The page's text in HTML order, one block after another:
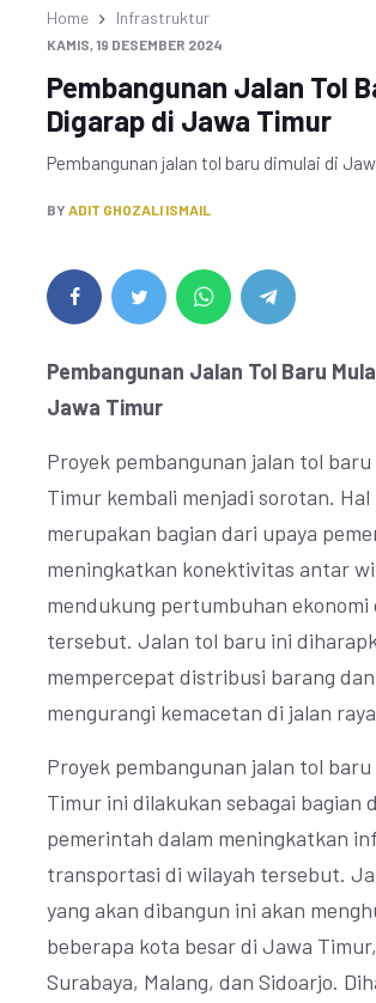
Home Infrastruktur
KAMIS, 19 DESEMBER 2024
Pembangunan Jalan Tol
Digarap di Jawa Timur
Pembangunan jalan tol baru dimulai di
BY ADIT GHOZALI ISMAIL
Pembangunan Jalan Tol Baru
Jawa Timur
Proyek pembangunan jalan tol
Timur kembali menjadi sorotan. Hal
merupakan bagian dari upaya
meningkatkan konektivitas antar
mendukung pertumbuhan ekonomi
tersebut. Jalan tol baru ini
mempercepat distribusi barang
mengurangi kemacetan di jalan
Proyek pembangunan jalan tol
Timur ini dilakukan sebagai bagian
pemerintah dalam meningkatkan
transportasi di wilayah tersebut.
yang akan dibangun ini akan
beberapa kota besar di Jawa
Surabaya, Malang, dan Sidoarjo.